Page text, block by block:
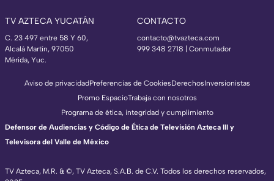
TV AZTECA YUCATÁN
C. 23 497 entre 58 Y 60,
Alcalá Martín, 97050
Mérida, Yuc.
CONTACTO
contacto@tvazteca.com
999 348 2718 | Conmutador
TV Azteca, M.R. & ©, TV Azteca, S.A.B. de C.V. Todos los derechos reservados,
Aviso de privacidadPreferencias de CookiesDerechosInversionistas
Promo EspacioTrabaja con nosotros
Programa de ética, integridad y cumplimiento
Defensor de Audiencias y Código de Ética de Televisión Azteca III y
Televisora del Valle de México